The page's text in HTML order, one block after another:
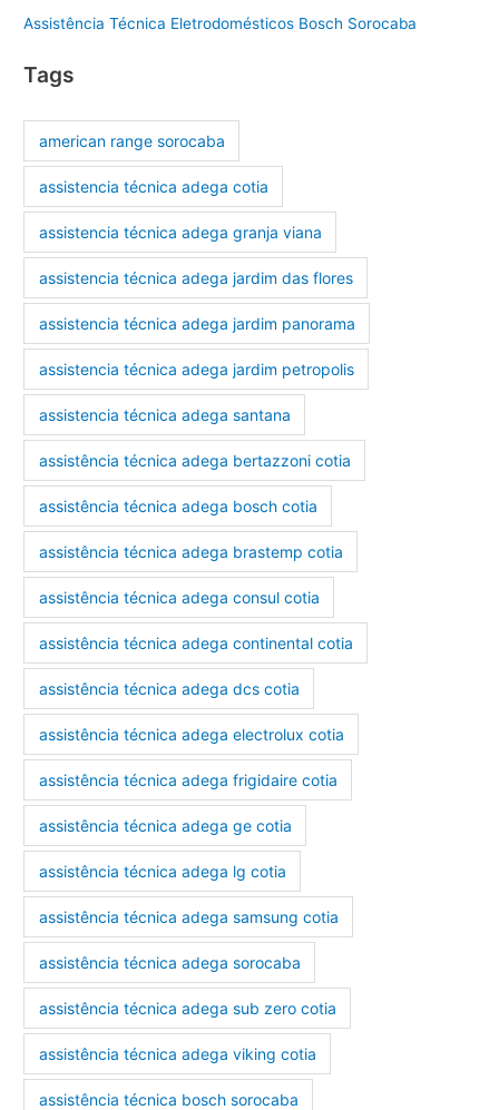
Assistência Técnica Eletrodomésticos Bosch Sorocaba
Tags
american range sorocaba
assistencia técnica adega cotia
assistencia técnica adega granja viana
assistencia técnica adega jardim das flores
assistencia técnica adega jardim panorama
assistencia técnica adega jardim petropolis
assistencia técnica adega santana
assistência técnica adega bertazzoni cotia
assistência técnica adega bosch cotia
assistência técnica adega brastemp cotia
assistência técnica adega consul cotia
assistência técnica adega continental cotia
assistência técnica adega dcs cotia
assistência técnica adega electrolux cotia
assistência técnica adega frigidaire cotia
assistência técnica adega ge cotia
assistência técnica adega lg cotia
assistência técnica adega samsung cotia
assistência técnica adega sorocaba
assistência técnica adega sub zero cotia
assistência técnica adega viking cotia
assistência técnica bosch sorocaba